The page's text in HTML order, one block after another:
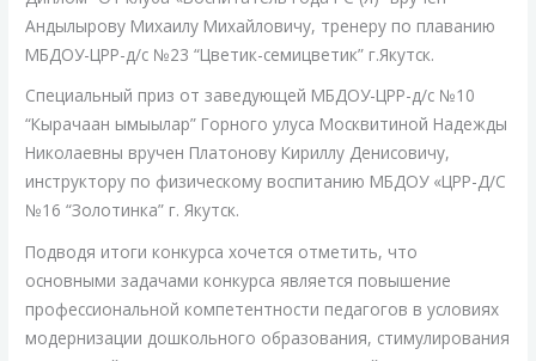
Андылырову Михаилу Михайловичу, тренеру по плаванию
МБДОУ-ЦРР-д/с №23 “Цветик-семицветик” г.Якутск.
Специальный приз от заведующей МБДОУ-ЦРР-д/с №10
“Кырачаан ымыылар” Горного улуса Москвитиной Надежды
Николаевны вручен Платонову Кириллу Денисовичу,
инструктору по физическому воспитанию МБДОУ «ЦРР-Д/С
№16 “Золотинка” г. Якутск.
Подводя итоги конкурса хочется отметить, что
основными задачами конкурса является повышение
профессиональной компетентности педагогов в условиях
модернизации дошкольного образования, стимулирования